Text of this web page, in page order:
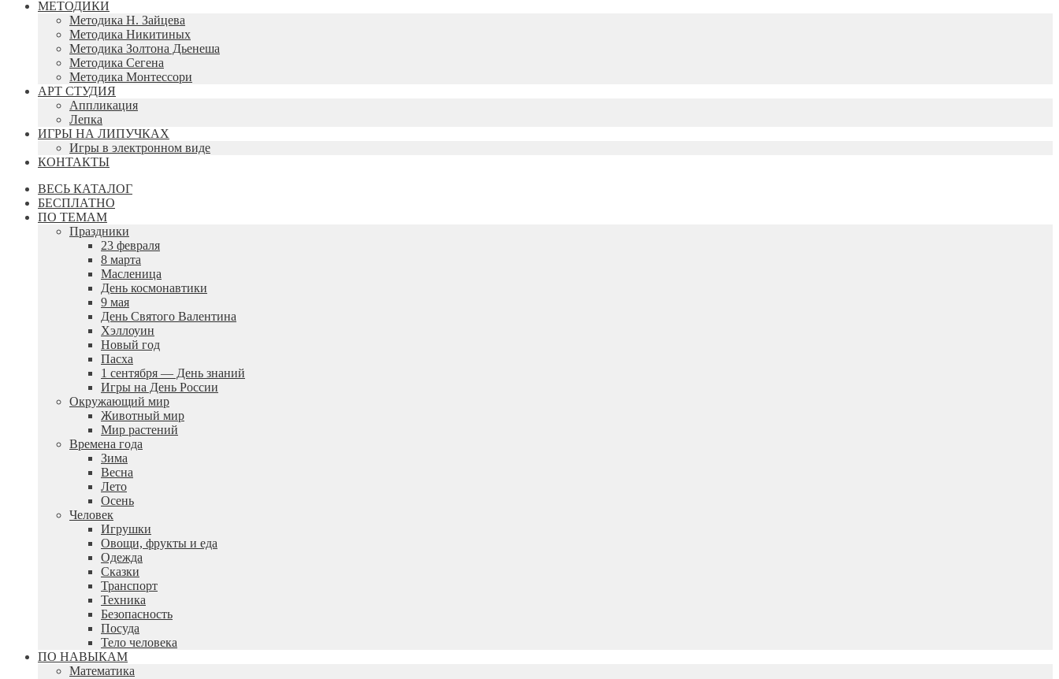
МЕТОДИКИ
Методика Н. Зайцева
Методика Никитиных
Методика Золтона Дьенеша
Методика Сегена
Методика Монтессори
АРТ СТУДИЯ
Аппликация
Лепка
ИГРЫ НА ЛИПУЧКАХ
Игры в электронном виде
КОНТАКТЫ
ВЕСЬ КАТАЛОГ
БЕСПЛАТНО
ПО ТЕМАМ
Праздники
23 февраля
8 марта
Масленица
День космонавтики
9 мая
День Святого Валентина
Хэллоуин
Новый год
Пасха
1 сентября — День знаний
Игры на День России
Окружающий мир
Животный мир
Мир растений
Времена года
Зима
Весна
Лето
Осень
Человек
Игрушки
Овощи, фрукты и еда
Одежда
Сказки
Транспорт
Техника
Безопасность
Посуда
Тело человека
ПО НАВЫКАМ
Математика